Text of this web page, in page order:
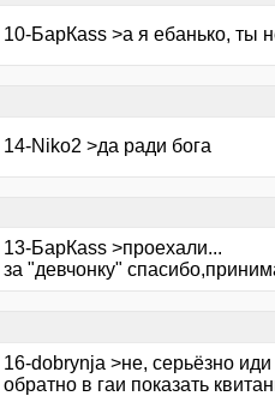
10-БарКаss >а я ебанько, ты
14-Niko2 >да ради бога
13-БарКаss >проехали...
за "девчонку"
16-dobrynja >не, серьёзно
обратно в гаи показать